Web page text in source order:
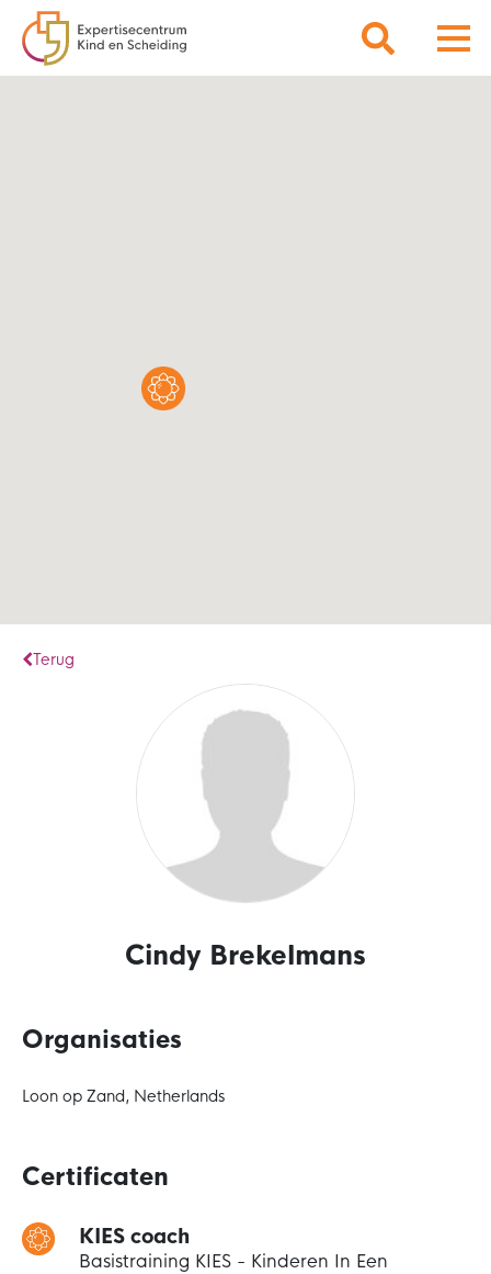
Terug
Cindy Brekelmans
Organisaties
Loon op Zand, Netherlands
Certificaten
KIES coach
Basistraining KIES - Kinderen In Een